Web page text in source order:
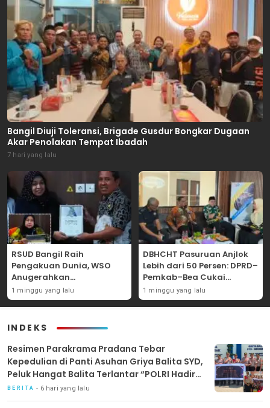
Bangil Diuji Toleransi, Brigade Gusdur Bongkar Dugaan
Akar Penolakan Tempat Ibadah
7 hari yang lalu
RSUD Bangil Raih
Pengakuan Dunia, WSO
Anugerahkan
Penghargaan
Internasional untuk
1 minggu yang lalu
DBHCHT Pasuruan Anjlok
Lebih dari 50 Persen: DPRD–
Pemkab–Bea Cukai
Perkuat Perang Melawan
Peredaran Rokok Ilegal
1 minggu yang lalu
INDEKS
Resimen Parakrama Pradana Tebar
Kepedulian di Panti Asuhan Griya Balita SYD,
Peluk Hangat Balita Terlantar “POLRI Hadir
Dengan Hati”
BERITA 6 hari yang lalu